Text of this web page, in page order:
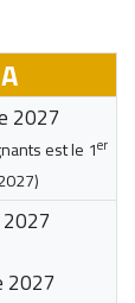
2027
est le 1er
)
2027